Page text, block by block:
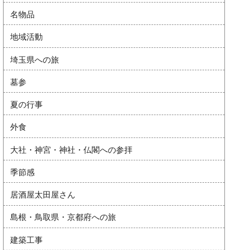
名物品
地域活動
埼玉県への旅
墓参
夏の行事
外食
大社・神宮・神社・仏閣への参拝
季節感
居酒屋太田屋さん
島根・鳥取県・京都府への旅
建築工事